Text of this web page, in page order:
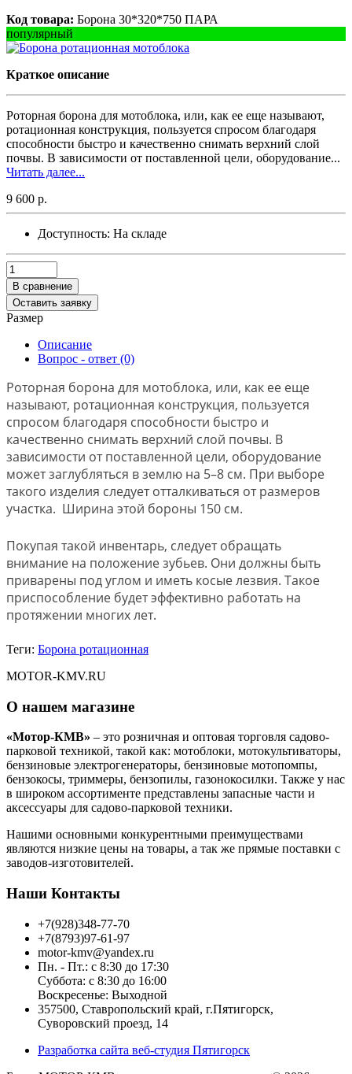
Код товара: Борона 30*320*750 ПАРА
популярный
Краткое описание
Роторная борона для мотоблока, или, как ее еще называют,
ротационная конструкция, пользуется спросом благодаря
способности быстро и качественно снимать верхний слой
почвы. В зависимости от поставленной цели, оборудование...
Читать далее...
9 600 р.
Доступность: На складе
В сравнение
Оставить заявку
Размер
Описание
Вопрос - ответ (0)
Роторная борона для мотоблока, или, как ее еще
называют, ротационная конструкция, пользуется
спросом благодаря способности быстро и
качественно снимать верхний слой почвы. В
зависимости от поставленной цели, оборудование
может заглубляться в землю на 5–8 см. При выборе
такого изделия следует отталкиваться от размеров
участка. Ширина этой бороны 150 см.
Покупая такой инвентарь, следует обращать
внимание на положение зубьев. Они должны быть
приварены под углом и иметь косые лезвия. Такое
приспособление будет эффективно работать на
протяжении многих лет.
Теги: Борона ротационная
MOTOR-KMV.RU
О нашем магазине
«Мотор-КМВ» – это розничная и оптовая торговля садово-
парковой техникой, такой как: мотоблоки, мотокультиваторы,
бензиновые электрогенераторы, бензиновые мотопомпы,
бензокосы, триммеры, бензопилы, газонокосилки. Также у нас
в широком ассортименте представлены запасные части и
аксессуары для садово-парковой техники.
Нашими основными конкурентными преимуществами
являются низкие цены на товары, а так же прямые поставки с
заводов-изготовителей.
Наши Контакты
+7(928)348-77-70
+7(8793)97-61-97
motor-kmv@yandex.ru
Пн. - Пт.: с 8:30 до 17:30
Суббота: с 8:30 до 16:00
Воскресенье: Выходной
357500, Ставропольский край, г.Пятигорск,
Суворовский проезд, 14
Разработка сайта веб-студия Пятигорск